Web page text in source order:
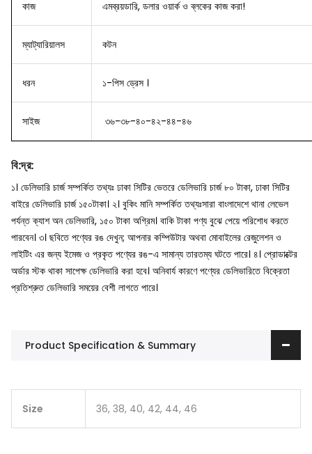
কাজ এমব্রয়ডারি, ডলার ওয়ার্ক ও ব্লকের কাজ করা!
ম্যাট্যারিয়ালস কটন
ধরন ১-পিস ড্রেস ।
সাইজ ৩৬-৩৮-৪০-৪২-৪৪-৪৬
বি:দ্র:
১। ডেলিভারি চার্জ সম্পর্কিত তথ্যঃ ঢাকা সিটির ভেতরে ডেলিভারি চার্জ ৮০ টাকা, ঢাকা সিটির
বাইরে ডেলিভারি চার্জ ১৫০টাকা। ২। বুকিং মানি সম্পর্কিত তথ্যঃসারা বাংলাদেশে থানা লেভেল
পর্যন্ত ক্যাশ অন ডেলিভারি, ১৫০ টাকা অগ্রিম। বাকি টাকা পণ্য বুঝে পেয়ে পরিশোধ করতে
পারবেন। ৩। ছবিতে পণ্যের রঙ দেখুন; আপনার কম্পিউটার অথবা মোবাইলের রেজুলেশন ও
লাইটিং এর জন্য ইমেজ ও প্রকৃত পণ্যের রঙ-এ সামান্য তারতম্য ঘটতে পারে। ৪। প্রোডাক্টের
অর্ডার স্টক থাকা সাপেক্ষ ডেলিভারি করা হবে। অনিবার্য কারণে পণ্যের ডেলিভারিতে বিক্রেতা
প্রতিশ্রুত ডেলিভারি সময়ের বেশী লাগতে পারে।
Product Specification & Summary
Size 36, 38, 40, 42, 44, 46